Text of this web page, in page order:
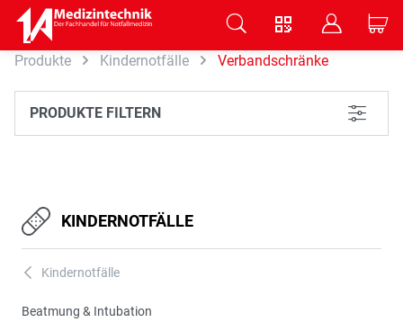
Zum Hauptinhalt springen
V B C
Produkte Kindernotfälle Verbandschränke
PRODUKTE FILTERN L
KINDERNOTFÄLLE
A Kindernotfälle
Beatmung & Intubation